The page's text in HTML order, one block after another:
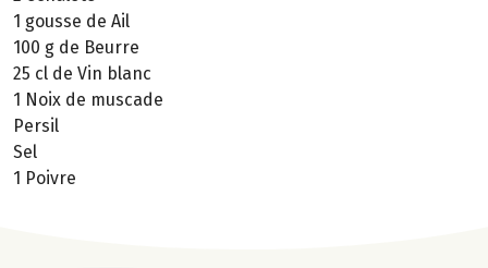
1 gousse de Ail
100 g de Beurre
25 cl de Vin blanc
1 Noix de muscade
Persil
Sel
1 Poivre